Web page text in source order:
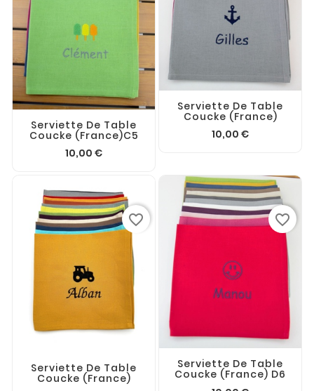
Serviette De Table
Coucke (France)C5
10,00 €
Serviette De Table
Coucke (France)
10,00 €
Serviette De Table
Coucke (France)
favorite_border
Serviette De Table
Coucke (France) D6
favorite_border